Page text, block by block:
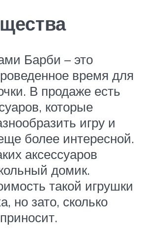
Барби – это
время для
В продаже есть
которые
игру и
более интересной.
аксессуаров
домик.
такой игрушки
но зато, сколько